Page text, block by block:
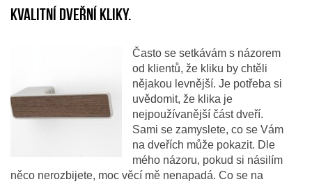
Kvalitní dveřní kliky.
Často se setkávám s názorem
od klientů, že kliku by chtěli
nějakou levnější. Je potřeba si
uvědomit, že klika je
nejpoužívanější část dveří.
Sami se zamyslete, co se Vám
na dveřích může pokazit. Dle
mého názoru, pokud si násilím
něco nerozbijete, moc věcí mě nenapadá. Co se na